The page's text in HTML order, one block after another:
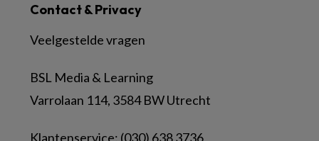
Contact & Privacy
Veelgestelde vragen
BSL Media & Learning
Varrolaan 114, 3584 BW Utrecht
Klantenservice: (030) 638 3736